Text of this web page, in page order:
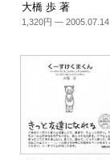
大橋 歩 著
1,320円 — 2005.07.14